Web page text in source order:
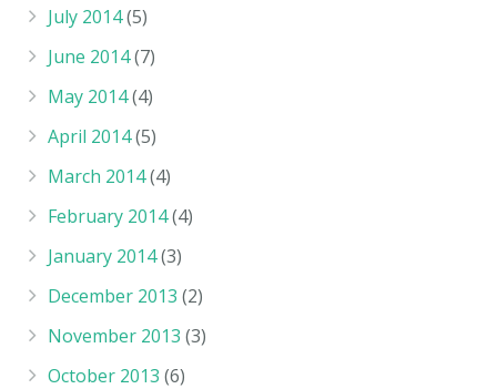
July 2014(5)
June 2014(7)
May 2014(4)
April 2014(5)
March 2014(4)
February 2014(4)
January 2014(3)
December 2013 (2)
November 2013 (3)
October 2013 (6)